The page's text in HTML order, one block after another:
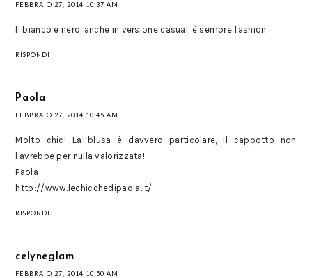
FEBBRAIO 27, 2014 10:37 AM
Il bianco e nero, anche in versione casual, è sempre fashion
RISPONDI
Paola
FEBBRAIO 27, 2014 10:45 AM
Molto chic! La blusa è davvero particolare, il cappotto non
l'avrebbe per nulla valorizzata!
Paola
http://www.lechicchedipaola.it/
RISPONDI
celyneglam
FEBBRAIO 27, 2014 10:50 AM